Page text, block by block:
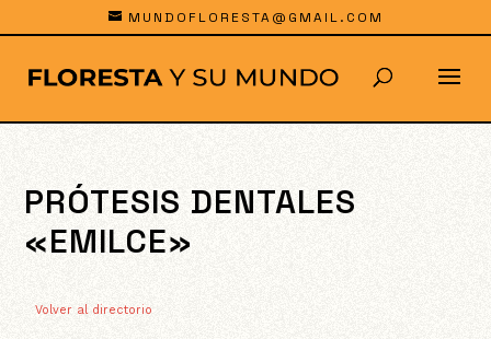
MUNDOFLORESTA@GMAIL.COM
PRÓTESIS DENTALES
«EMILCE»
Volver al directorio